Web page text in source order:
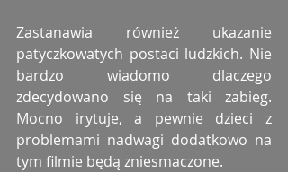
Zastanawia również ukazanie
patyczkowatych postaci ludzkich. Nie
bardzo wiadomo dlaczego
zdecydowano się na taki zabieg.
Mocno irytuje, a pewnie dzieci z
problemami nadwagi dodatkowo na
tym filmie będą zniesmaczone.